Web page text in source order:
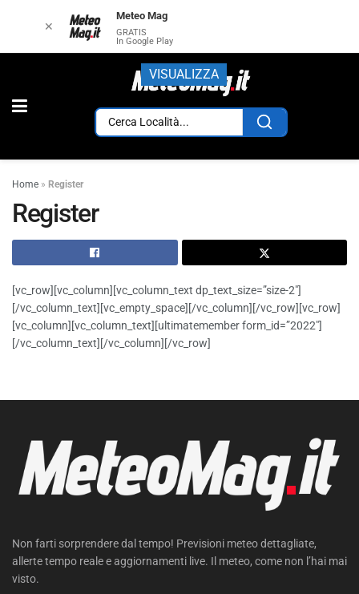
Home » Register
Register
[vc_row][vc_column][vc_column_text dp_text_size=”size-2″]
[/vc_column_text][vc_empty_space][/vc_column][/vc_row][vc_row]
[vc_column][vc_column_text][ultimatemember form_id=”2022″]
[/vc_column_text][/vc_column][/vc_row]
Non farti sorprendere dal tempo! Previsioni meteo dettagliate,
allerte tempo reale e aggiornamenti live. Il meteo, come non l’hai mai
visto.
✕
Meteo Mag
GRATIS
In Google Play
VISUALIZZA